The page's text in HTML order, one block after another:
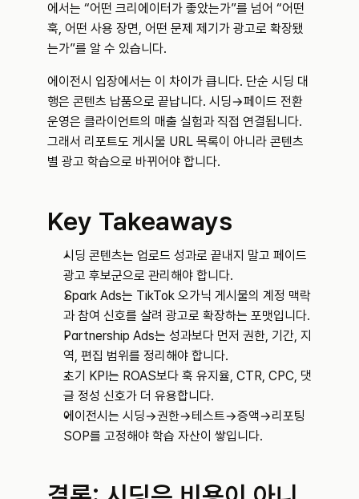
에서는 “어떤 크리에이터가 좋았는가”를 넘어 “어떤
훅, 어떤 사용 장면, 어떤 문제 제기가 광고로 확장됐
는가”를 알 수 있습니다.
에이전시 입장에서는 이 차이가 큽니다. 단순 시딩 대
행은 콘텐츠 납품으로 끝납니다. 시딩→페이드 전환
운영은 클라이언트의 매출 실험과 직접 연결됩니다.
그래서 리포트도 게시물 URL 목록이 아니라 콘텐츠
별 광고 학습으로 바뀌어야 합니다.
Key Takeaways
시딩 콘텐츠는 업로드 성과로 끝내지 말고 페이드
광고 후보군으로 관리해야 합니다.
Spark Ads는 TikTok 오가닉 게시물의 계정 맥락
과 참여 신호를 살려 광고로 확장하는 포맷입니다.
Partnership Ads는 성과보다 먼저 권한, 기간, 지
역, 편집 범위를 정리해야 합니다.
초기 KPI는 ROAS보다 훅 유지율, CTR, CPC, 댓
글 정성 신호가 더 유용합니다.
에이전시는 시딩→권한→테스트→증액→리포팅
SOP를 고정해야 학습 자산이 쌓입니다.